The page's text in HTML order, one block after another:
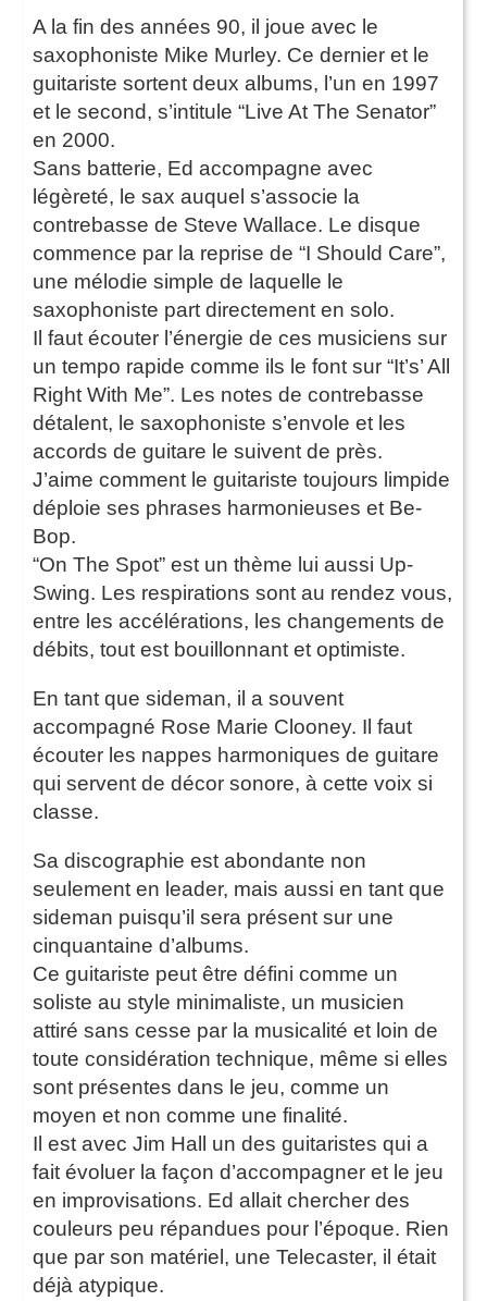
A la fin des années 90, il joue avec le
saxophoniste Mike Murley. Ce dernier et le
guitariste sortent deux albums, l’un en 1997
et le second, s’intitule “Live At The Senator”
en 2000.
Sans batterie, Ed accompagne avec
légèreté, le sax auquel s’associe la
contrebasse de Steve Wallace. Le disque
commence par la reprise de “I Should Care”,
une mélodie simple de laquelle le
saxophoniste part directement en solo.
Il faut écouter l’énergie de ces musiciens sur
un tempo rapide comme ils le font sur “It’s’ All
Right With Me”. Les notes de contrebasse
détalent, le saxophoniste s’envole et les
accords de guitare le suivent de près.
J’aime comment le guitariste toujours limpide
déploie ses phrases harmonieuses et Be-
Bop.
“On The Spot” est un thème lui aussi Up-
Swing. Les respirations sont au rendez vous,
entre les accélérations, les changements de
débits, tout est bouillonnant et optimiste.
En tant que sideman, il a souvent
accompagné Rose Marie Clooney. Il faut
écouter les nappes harmoniques de guitare
qui servent de décor sonore, à cette voix si
classe.
Sa discographie est abondante non
seulement en leader, mais aussi en tant que
sideman puisqu’il sera présent sur une
cinquantaine d’albums.
Ce guitariste peut être défini comme un
soliste au style minimaliste, un musicien
attiré sans cesse par la musicalité et loin de
toute considération technique, même si elles
sont présentes dans le jeu, comme un
moyen et non comme une finalité.
Il est avec Jim Hall un des guitaristes qui a
fait évoluer la façon d’accompagner et le jeu
en improvisations. Ed allait chercher des
couleurs peu répandues pour l’époque. Rien
que par son matériel, une Telecaster, il était
déjà atypique.